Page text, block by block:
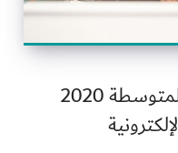
ملتقى المنشآت الصغيرة والمتوسطة 2020